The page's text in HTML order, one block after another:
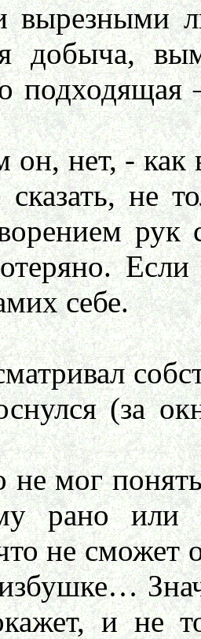
вырезными
добыча,
подходящая
нет, - как
не
себе.
(за
понять,
рано или
не сможет
и не